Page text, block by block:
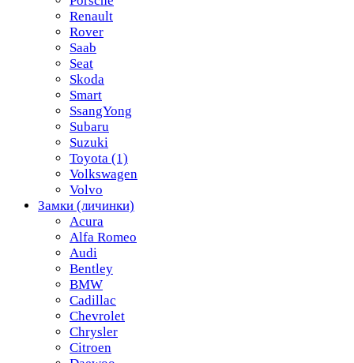
Renault
Rover
Saab
Seat
Skoda
Smart
SsangYong
Subaru
Suzuki
Toyota (1)
Volkswagen
Volvo
Замки (личинки)
Acura
Alfa Romeo
Audi
Bentley
BMW
Cadillac
Chevrolet
Chrysler
Citroen